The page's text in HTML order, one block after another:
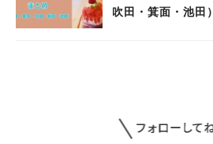
吹田・箕面・池田）